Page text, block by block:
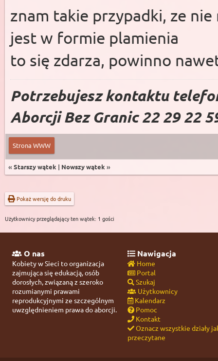
znam takie przypadki, ze
jest w formie plamienia
to się zdarza, powinno
Potrzebujesz kontaktu
Aborcji Bez Granic 22 29 22
Strona WWW
« Starszy wątek | Nowszy wątek »
Pokaż wersję do druku
Użytkownicy przeglądający ten wątek: 1 gości
O nas
Kobiety w Sieci to organizacja
zajmująca się edukacją, osób
dorosłych, związaną z szeroko
rozumianymi prawami
reprodukcyjnymi ze szczególnym
uwzględnieniem prawa do aborcji.
Nawigacja
Home
Portal
Szukaj
Użytkownicy
Kalendarz
Pomoc
Kontakt
Oznacz wszystkie działy
przeczytane